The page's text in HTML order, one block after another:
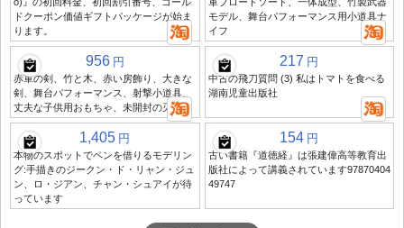
ドクーポン価値ギフトパッケージが始ま
ります。
モデル、舞台パフォーマンス用小道具ナ
イフ
956 円
赤軍の剣、竹と木、赤い房飾り、大きな
剣、舞台パフォーマンス、射撃小道具、
丈夫な子供用おもちゃ、未開封の刃物
217 円
中古の飛刀質問 (3) 私はトマトを食べる
湖南児童出版社
1,405 円
本物のスポットでペンを借りるモデリン
グ:手描きのジークン・ド・リャン・ジュ
ン、ロ・ジアン、チャン・シュアイが待
っています
154 円
古い書籍『道徳経』は張建偉高等教育出
版社によって講義されています97870404
49747